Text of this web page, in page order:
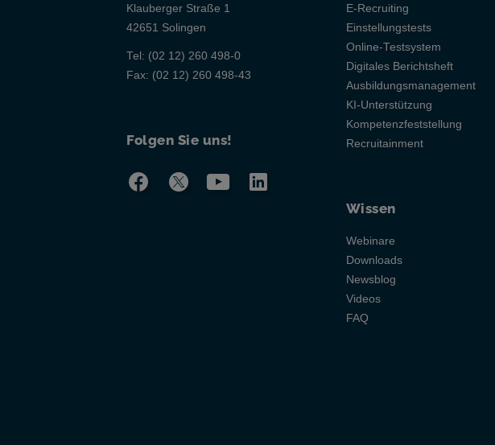
Klauberger Straße 1
42651 Solingen
Tel: (02 12) 260 498-0
Fax: (02 12) 260 498-43
Folgen Sie uns!
E-Recruiting
Einstellungstests
Online-Testsystem
Digitales Berichtsheft
Ausbildungsmanagement
KI-Unterstützung
Kompetenzfeststellung
Recruitainment
Wissen
Webinare
Downloads
Newsblog
Videos
FAQ